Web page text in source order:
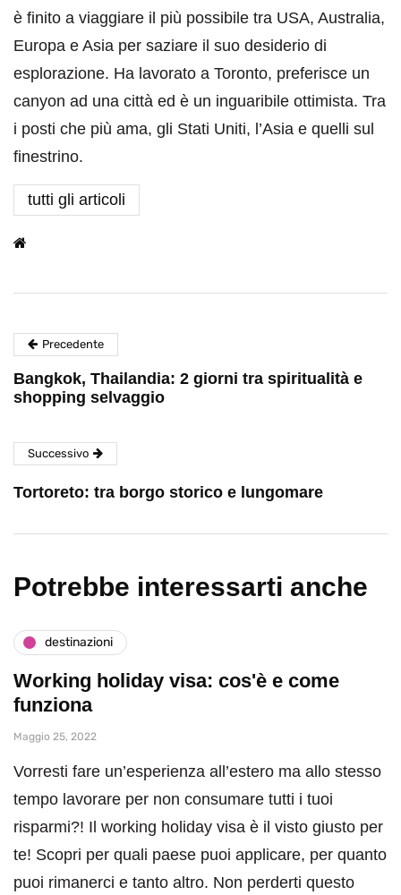
è finito a viaggiare il più possibile tra USA, Australia,
Europa e Asia per saziare il suo desiderio di
esplorazione. Ha lavorato a Toronto, preferisce un
canyon ad una città ed è un inguaribile ottimista. Tra
i posti che più ama, gli Stati Uniti, l’Asia e quelli sul
finestrino.
tutti gli articoli
Precedente
Bangkok, Thailandia: 2 giorni tra spiritualità e
shopping selvaggio
Successivo
Tortoreto: tra borgo storico e lungomare
Potrebbe interessarti anche
destinazioni
Working holiday visa: cos'è e come
funziona
Maggio 25, 2022
Vorresti fare un’esperienza all’estero ma allo stesso
tempo lavorare per non consumare tutti i tuoi
risparmi?! Il working holiday visa è il visto giusto per
te! Scopri per quali paese puoi applicare, per quanto
puoi rimanerci e tanto altro. Non perderti questo